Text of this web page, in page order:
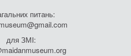
питань:
для ЗМІ: